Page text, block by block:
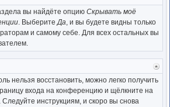
вы найдёте опцию Скрывать моё
. ВыберитеДа, и вы будете видны только
и самому себе. Для всех остальных вы
к
нельзя восстановить, можно легко получить
входа на конференцию и щёлкните на
. Следуйте инструкциям, и скоро вы снова